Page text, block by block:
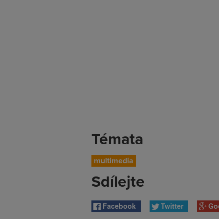
Témata
multimedia
Sdílejte
Facebook Twitter